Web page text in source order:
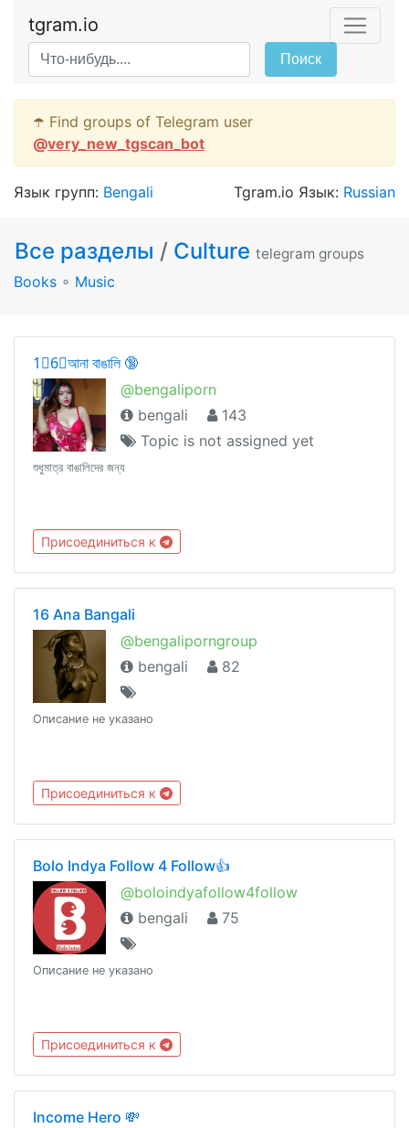
tgram.io
Поиск
☂️ Find groups of Telegram user
@very_new_tgscan_bot
Язык групп: Bengali Tgram.io Язык: Russian
Все разделы / Culture telegram groups
Books ∘ Music
1⃣6⃣আনা বাঙালি 🔞
@bengaliporn
bengali
143
Topic is not assigned yet
শুধুমাত্র বাঙালিদের জন্য
Присоединиться к
16 Ana Bangali
@bengaliporngroup
bengali
82
Описание не указано
Присоединиться к
Bolo Indya Follow 4 Follow👍
@boloindyafollow4follow
bengali
75
Описание не указано
Присоединиться к
Income Hero 💸